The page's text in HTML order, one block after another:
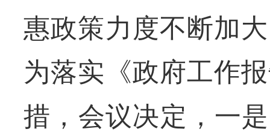
惠政策力度不断加
为落实《政府工作
措，会议决定，一